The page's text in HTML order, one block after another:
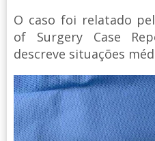
O caso foi relatado
of Surgery Case
descreve situações